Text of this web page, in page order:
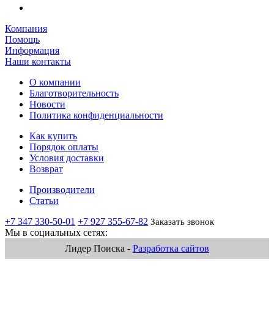
Компания
Помощь
Информация
Наши контакты
О компании
Благотворительность
Новости
Политика конфиденциальности
Как купить
Порядок оплаты
Условия доставки
Возврат
Производители
Статьи
+7 347 330-50-01 +7 927 355-67-82 Заказать звонок
Мы в социальных сетях:
Лидер Поиска - Разработка сайтов